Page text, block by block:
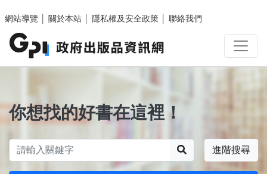
網站導覽
關於本站 隱私權及安全政策 聯絡我們
你想找的好書在這裡！
進階搜尋